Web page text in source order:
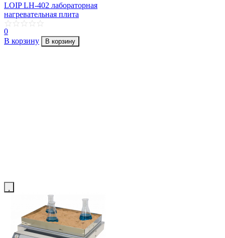
LOIP LH-402 лабораторная
нагревательная плита
0
В корзину
В корзину